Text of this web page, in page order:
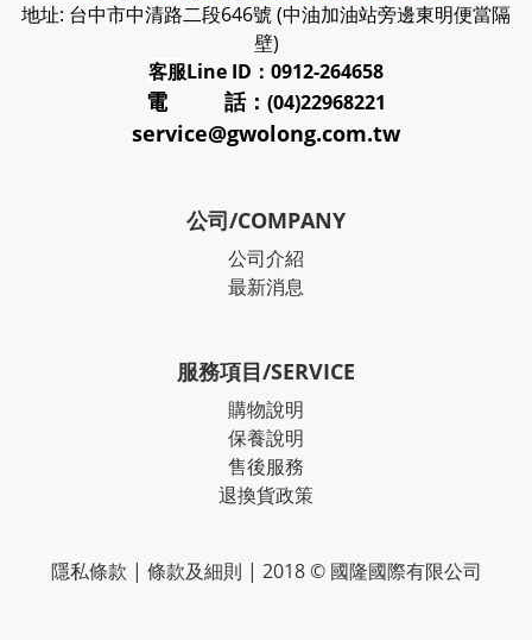
地址: 台中市中清路二段646號 (中油加油站旁邊東明便當隔
壁)
客服Line ID：0912-264658
電 話： (04)22968221
service@gwolong.com.tw
公司/COMPANY
公司介紹
最新消息
服務項目/SERVICE
購物說明
保養說明
售後服務
退換貨政策
隱私條款 | 條款及細則 | 2018 © 國隆國際有限公司